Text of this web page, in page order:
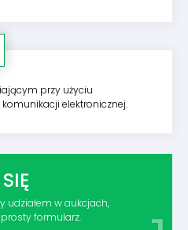
przy użyciu
elektronicznej.
udziałem w aukcjach,
formularz.